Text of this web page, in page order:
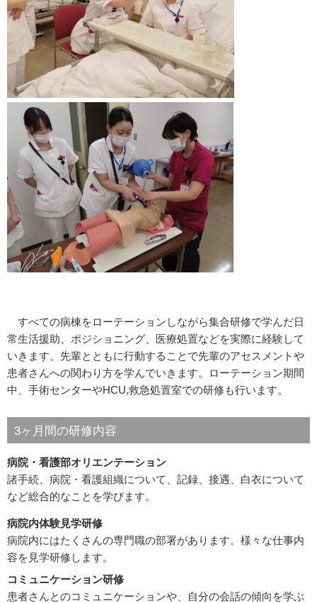
すべての病棟をローテーションしながら集合研修で学んだ日
常生活援助、ポジショニング、医療処置などを実際に経験して
いきます。先輩とともに行動することで先輩のアセスメントや
患者さんへの関わり方を学んでいきます。ローテーション期間
中、手術センターやHCU,救急処置室での研修も行います。
3ヶ月間の研修内容
病院・看護部オリエンテーション
諸手続、病院・看護組織について、記録、接遇、白衣について
など総合的なことを学びます。
病院内体験見学研修
病院内にはたくさんの専門職の部署があります。様々な仕事内
容を見学研修します。
コミュニケーション研修
患者さんとのコミュニケーションや、自分の会話の傾向を学ぶ